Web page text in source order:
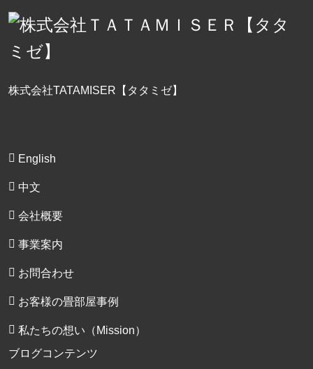
株式会社TATAMISER【タタミゼ】
English
中文
会社概要
事業案内
お問合わせ
お客様の畳部屋事例
私たちの想い（Mission）
ブログコンテンツ